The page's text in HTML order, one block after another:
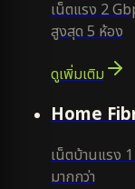
เน็ตแรง 2
สูงสุด 5 ห้อง
ดูเพิ่มเติม
Home
เน็ตบ้านแรง
มากกว่า